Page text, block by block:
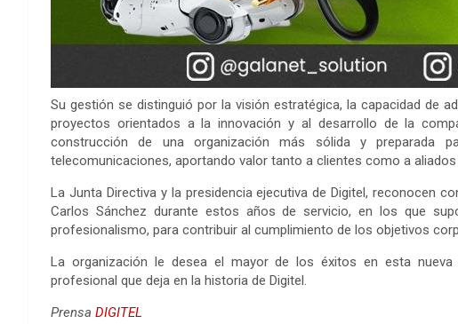
Su gestión se distinguió por la visión estratégica, la capacidad de
proyectos orientados a la innovación y al desarrollo de la
construcción de una organización más sólida y preparada
telecomunicaciones, aportando valor tanto a clientes como a aliados
La Junta Directiva y la presidencia ejecutiva de Digitel, reconocen
Carlos Sánchez durante estos años de servicio, en los que
profesionalismo, para contribuir al cumplimiento de los objetivos
La organización le desea el mayor de los éxitos en esta
profesional que deja en la historia de Digitel.
Prensa DIGITEL